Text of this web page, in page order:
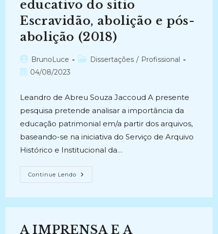
educativo do sítio
Escravidão, abolição e pós-
abolição (2018)
Autor
do
BrunoLuce
Categoria
Dissertações / Profissional
Post04/08/2023
Leandro de Abreu Souza Jaccoud A presente
pesquisa pretende analisar a importância da
educação patrimonial em/a partir dos arquivos,
baseando-se na iniciativa do Serviço de Arquivo
Histórico e Institucional da…
Continue Lendo A
EDUCAÇÃO
E
DE
A IMPRENSA E A